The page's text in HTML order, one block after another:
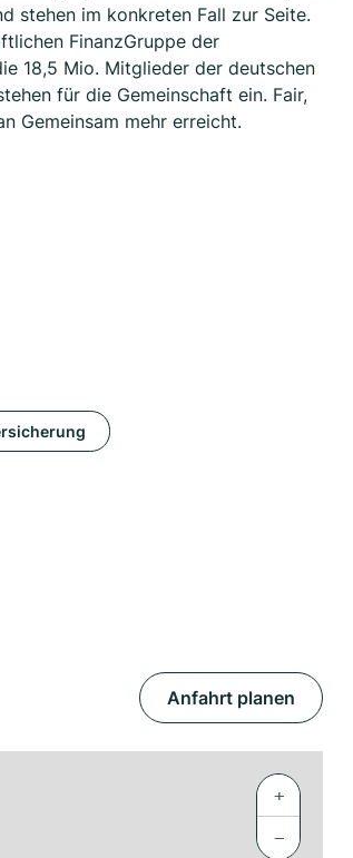
stehen im konkreten Fall zur Seite.
FinanzGruppe der
18,5 Mio. Mitglieder der deutschen
für die Gemeinschaft ein. Fair,
Gemeinsam mehr erreicht.
Anfahrt planen
+
−